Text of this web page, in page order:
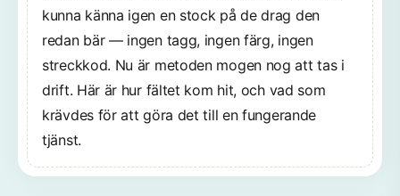
kunna känna igen en stock på de drag den
redan bär — ingen tagg, ingen färg, ingen
streckkod. Nu är metoden mogen nog att tas i
drift. Här är hur fältet kom hit, och vad som
krävdes för att göra det till en fungerande
tjänst.